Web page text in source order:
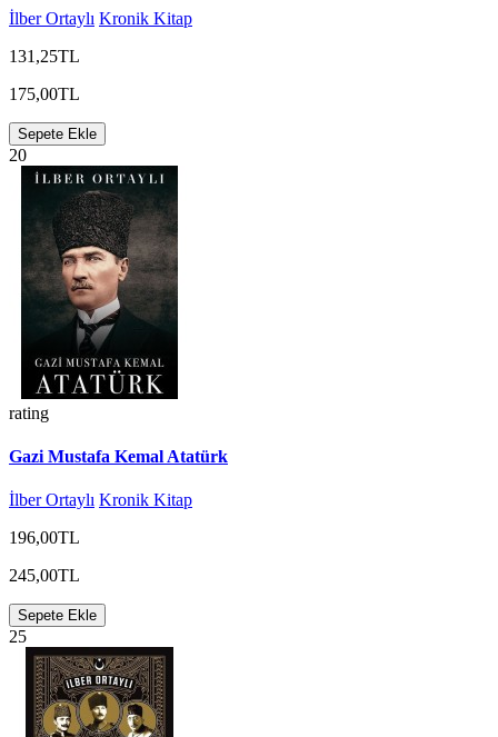
İlber Ortaylı Kronik Kitap
131,25TL
175,00TL
Sepete Ekle
20
rating
Gazi Mustafa Kemal Atatürk
İlber Ortaylı Kronik Kitap
196,00TL
245,00TL
Sepete Ekle
25